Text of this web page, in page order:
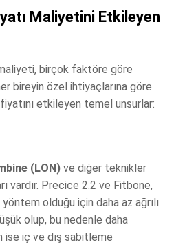
Maliyetini Etkileyen
birçok faktöre göre
bireyin özel ihtiyaçlarına göre
etkileyen temel unsurlar:
(LON) ve diğer teknikler
vardır. Precice 2.2 ve Fitbone,
olduğu için daha az ağrılı
olup, bu nedenle daha
ise iç ve dış sabitleme